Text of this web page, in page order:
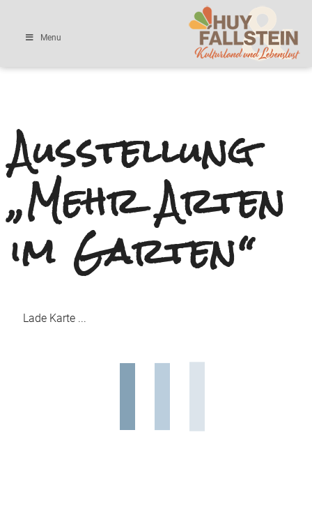
Menu
Ausstellung
„Mehr Arten
im Garten“
Lade Karte ...